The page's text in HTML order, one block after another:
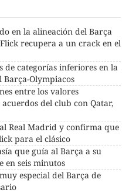
en la alineación del Barça
recupera a un crack en el
de categorías inferiores en la
Olympiacos
entre los valores
del club con Qatar,
Real Madrid y confirma que
para el clásico
que guía al Barça a su
en seis minutos
especial del Barça de